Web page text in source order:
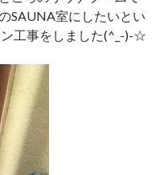
SAUNA室にしたいとい
工事をしました(^_-)-☆